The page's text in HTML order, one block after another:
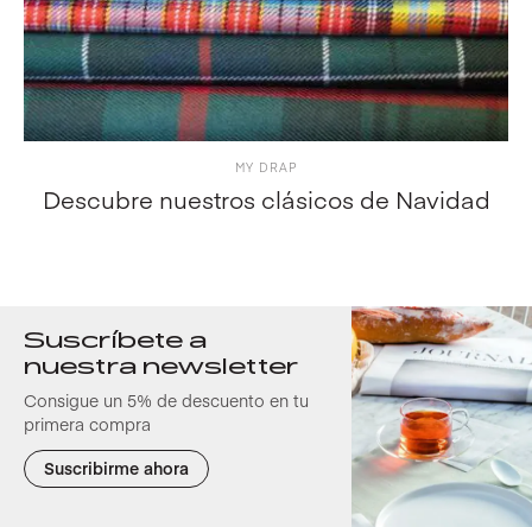
MY DRAP
Descubre nuestros clásicos de Navidad
Suscríbete a
nuestra newsletter
Consigue un 5% de descuento en tu
primera compra
Suscribirme ahora